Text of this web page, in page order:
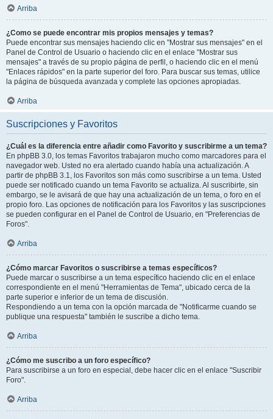
Arriba
¿Como se puede encontrar mis propios mensajes y temas?
Puede encontrar sus mensajes haciendo clic en "Mostrar sus mensajes" en el
Panel de Control de Usuario o haciendo clic en el enlace "Mostrar sus
mensajes" a través de su propio página de perfil, o haciendo clic en el menú
"Enlaces rápidos" en la parte superior del foro. Para buscar sus temas, utilice
la página de búsqueda avanzada y complete las opciones apropiadas.
Arriba
Suscripciones y Favoritos
¿Cuál es la diferencia entre añadir como Favorito y suscribirme a un tema?
En phpBB 3.0, los temas Favoritos trabajaron mucho como marcadores para el
navegador web. Usted no era alertado cuando había una actualización. A
partir de phpBB 3.1, los Favoritos son más como suscribirse a un tema. Usted
puede ser notificado cuando un tema Favorito se actualiza. Al suscribirte, sin
embargo, se le avisará de que hay una actualización de un tema, o foro en el
propio foro. Las opciones de notificación para los Favoritos y las suscripciones
se pueden configurar en el Panel de Control de Usuario, en "Preferencias de
Foros".
Arriba
¿Cómo marcar Favoritos o suscribirse a temas específicos?
Puede marcar o suscribirse a un tema específico haciendo clic en el enlace
correspondiente en el menú "Herramientas de Tema", ubicado cerca de la
parte superior e inferior de un tema de discusión.
Respondiendo a un tema con la opción marcada de "Notificarme cuando se
publique una respuesta" también le suscribe a dicho tema.
Arriba
¿Cómo me suscribo a un foro específico?
Para suscribirse a un foro en especial, debe hacer clic en el enlace "Suscribir
Foro".
Arriba